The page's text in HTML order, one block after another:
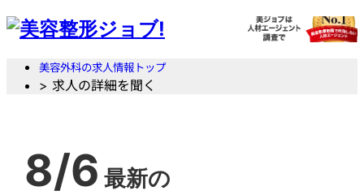
美容外科の求人情報トップ
> 求人の詳細を聞く
8/6 最新の